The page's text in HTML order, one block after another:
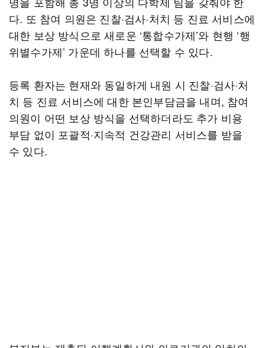
다. 또 참여 의원은 진찰·검사·처치 등 진료 서비스에
대한 보상 방식으로 새로운 ‘통합수가제’와 현행 ‘행
위별수가제’ 가운데 하나를 선택할 수 있다.
등록 환자는 현재와 동일하게 내원 시 진찰·검사·처
치 등 진료 서비스에 대한 본인부담금을 내며, 참여
의원이 어떤 보상 방식을 선택하더라도 추가 비용
부담 없이 포괄적·지속적 건강관리 서비스를 받을
수 있다.